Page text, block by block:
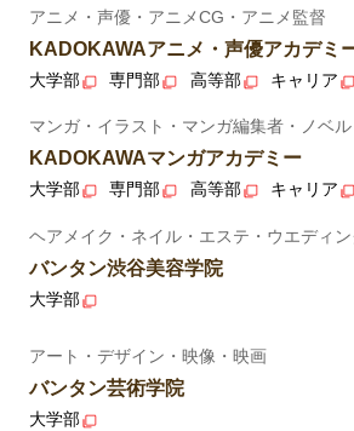
アニメ・声優・アニメCG・アニメ監督
KADOKAWAアニメ・声優アカデミ
大学部 専門部 高等部 キャリア
マンガ・イラスト・マンガ編集者・ノベル
KADOKAWAマンガアカデミー
大学部 専門部 高等部 キャリア
ヘアメイク・ネイル・エステ・ウエディ
バンタン渋谷美容学院
大学部
アート・デザイン・映像・映画
バンタン芸術学院
大学部